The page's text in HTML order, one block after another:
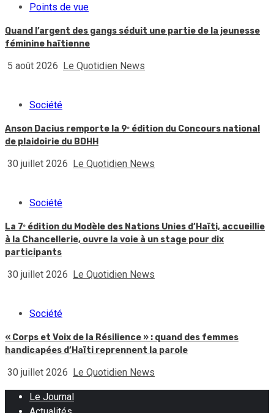
Points de vue
Quand l’argent des gangs séduit une partie de la jeunesse
féminine haïtienne
5 août 2026 Le Quotidien News
Société
Anson Dacius remporte la 9ᵉ édition du Concours national
de plaidoirie du BDHH
30 juillet 2026 Le Quotidien News
Société
La 7ᵉ édition du Modèle des Nations Unies d’Haïti, accueillie
à la Chancellerie, ouvre la voie à un stage pour dix
participants
30 juillet 2026 Le Quotidien News
Société
« Corps et Voix de la Résilience » : quand des femmes
handicapées d’Haïti reprennent la parole
30 juillet 2026 Le Quotidien News
Le Journal